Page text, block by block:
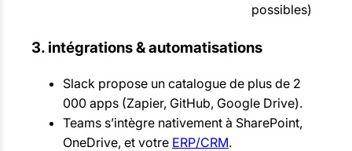
possibles)
3. intégrations & automatisations
Slack propose un catalogue de plus de 2
000 apps (Zapier, GitHub, Google Drive).
Teams s’intègre nativement à SharePoint,
OneDrive, et votre ERP/CRM.